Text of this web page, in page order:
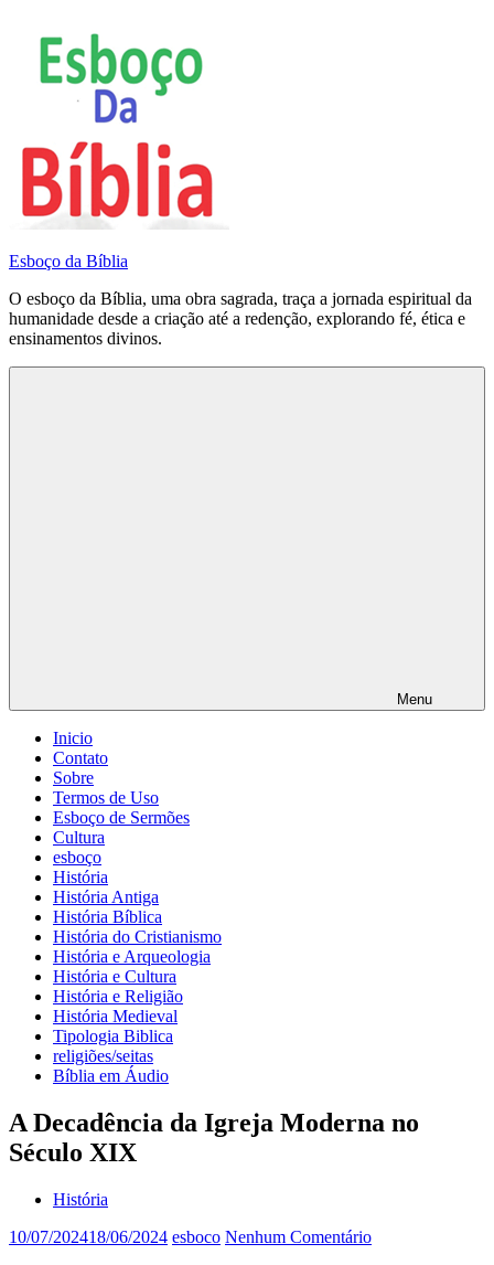
conteúdo
Esboço da Bíblia
O esboço da Bíblia, uma obra sagrada, traça a jornada espiritual da
humanidade desde a criação até a redenção, explorando fé, ética e
ensinamentos divinos.
Menu
Inicio
Contato
Sobre
Termos de Uso
Esboço de Sermões
Cultura
esboço
História
História Antiga
História Bíblica
História do Cristianismo
História e Arqueologia
História e Cultura
História e Religião
História Medieval
Tipologia Biblica
religiões/seitas
Bíblia em Áudio
A Decadência da Igreja Moderna no
Século XIX
História
10/07/202418/06/2024 esboco Nenhum Comentário